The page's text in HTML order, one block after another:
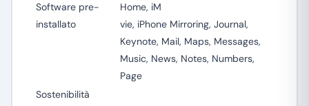
Software pre-
installato
Home, iM
vie, iPhone Mirroring, Journal,
Keynote, Mail, Maps, Messages,
Music, News, Notes, Numbers,
Page
Sostenibilità